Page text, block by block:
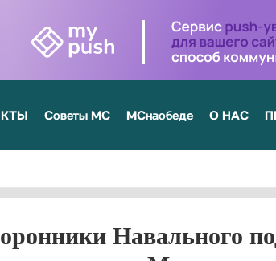
Советы МС МСнаобеде О НАС
Навального